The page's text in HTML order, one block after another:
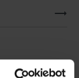
Serie